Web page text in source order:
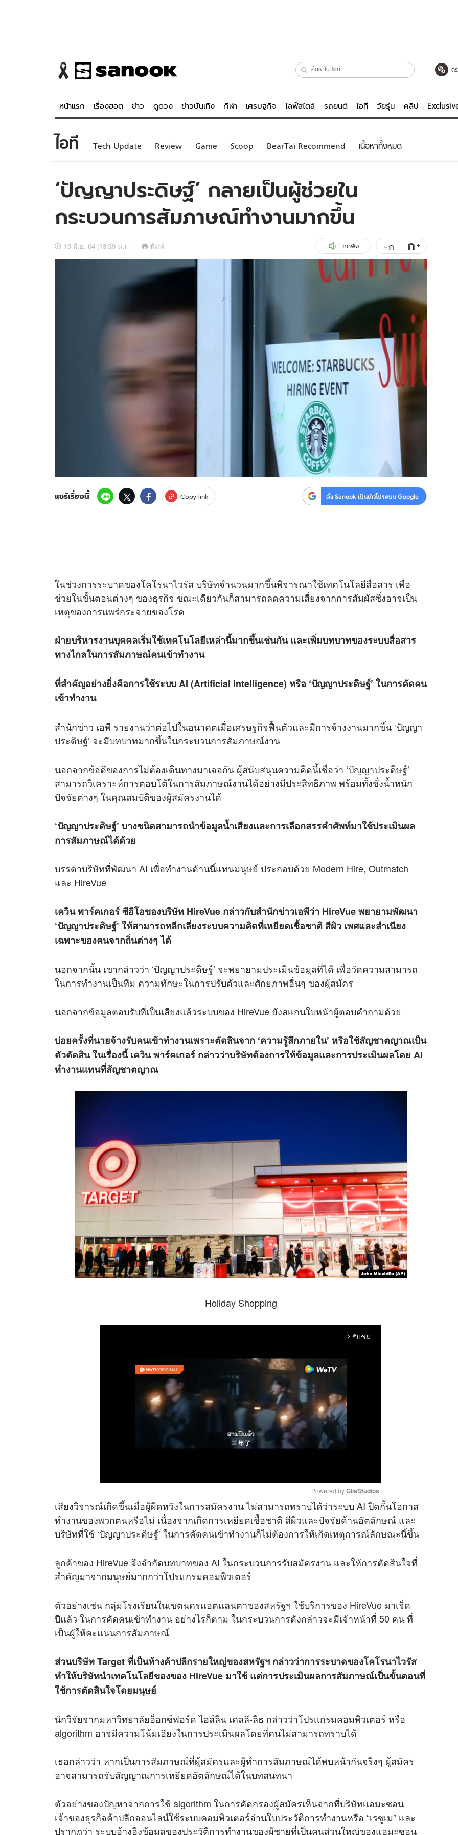
ต
หน้าแรก เรื่องฮอต ข่าว ดูดวง ข่าวบันเทิง กีฬา เศรษฐกิจ ไลฟ์สไตล์ รถยนต์ ไอที วัยรุ่น คลิป
ข่าว
ข่าวบันเทิง
ข่าวกีฬา
ข่าวเศรษฐกิจ
อัปเดตจีน
เช็กข่าวชัวร์
ดูดวง - ตรวจหวย
สถิติหวยไทย
หวยลาว
ไลฟ์สไตล์
วัยรุ่น
ไอที
รถยนต์
สุขภาพ
เที่ยว-กิน
Tasteful Thailand
ดูทีวี
WeTV
นิยาย
บริษัท อิมเมจ ฟิวเจอร์ (ประเทศไทย) จำกัด
ไอที Tech Update Review Game Scoop BearTai Recommend เนื้อหาทั้งหมด
‘ปัญญาประดิษฐ์’ กลายเป็นผู้ช่วยใน
กระบวนการสัมภาษณ์ทำงานมากขึ้น
19 มิ.ย. 64 (13:39 น.) พิมพ์ กดฟัง -ก ก+
แชร์เรื่องนี้ Copy link ตั้ง Sanook เป็นข่าวโปรดบน Google
ในช่วงการระบาดของโคโรนาไวรัส บริษัทจำนวนมากขึ้นพิจารณาใช้เทคโนโลยีสื่อสาร เพื่อ
ช่วยในขั้นตอนต่างๆ ของธุรกิจ ขณะเดียวกันก็สามารถลดความเสี่ยงจากการสัมผัสซึ่งอาจเป็น
เหตุของการเเพร่กระจายของโรค
ฝ่ายบริหารงานบุคคลเริ่มใช้เทคโนโลยีเหล่านี้มากขึ้นเช่นกัน และเพิ่มบทบาทของระบบสื่อสาร
ทางไกลในการสัมภาษณ์คนเข้าทำงาน
ที่สำคัญอย่างยิ่งคือการใช้ระบบ AI (Artificial Intelligence) หรือ ‘ปัญญาประดิษฐ์’ ในการคัดคน
เข้าทำงาน
สำนักข่าว เอพี รายงานว่าต่อไปในอนาคตเมื่อเศรษฐกิจฟื้นตัวและมีการจ้างงานมากขึ้น ‘ปัญญา
ประดิษฐ์’ จะมีบทบาทมากขึ้นในกระบวนการสัมภาษณ์งาน
นอกจากข้อดีของการไม่ต้องเดินทางมาเจอกัน ผู้สนับสนุนความคิดนี้เชื่อว่า ‘ปัญญาประดิษฐ์’
สามารถวิเคราะห์การตอบโต้ในการสัมภาษณ์งานได้อย่างมีประสิทธิภาพ พร้อมทั้งชั่งน้ำหนัก
ปัจจัยต่างๆ ในคุณสมบัติของผู้สมัครงานได้
‘ปัญญาประดิษฐ์’ บางชนิดสามารถนำข้อมูลน้ำเสียงและการเลือกสรรคำศัพท์มาใช้ประเมินผล
การสัมภาษณ์ได้ด้วย
บรรดาบริษัทที่พัฒนา AI เพื่อทำงานด้านนี้แทนมนุษย์ ประกอบด้วย Modern Hire, Outmatch
และ HireVue
เควิน พาร์คเกอร์ ซีอีโอของบริษัท HireVue กล่าวกับสำนักข่าวเอพีว่า HireVue พยายามพัฒนา
‘ปัญญาประดิษฐ์’ ให้สามารถหลีกเลี่ยงระบบความคิดที่เหยียดเชื้อชาติ สีผิว เพศและสำเนียง
เฉพาะของคนจากถิ่นต่างๆ ได้
นอกจากนั้น เขากล่าวว่า ‘ปัญญาประดิษฐ์’ จะพยายามประเมินข้อมูลที่ได้ เพื่อวัดความสามารถ
ในการทำงานเป็นทีม ความทักษะในการปรับตัวและศักยภาพอื่นๆ ของผู้สมัคร
นอกจากข้อมูลตอบรับที่เป็นเสียงแล้วระบบของ HireVue ยังสเเกนใบหน้าผู้ตอบคำถามด้วย
บ่อยครั้งที่นายจ้างรับคนเข้าทำงานเพราะตัดสินจาก ‘ความรู้สึกภายใน’ หรือใช้สัญชาตญาณเป็น
ตัวตัดสิน ในเรื่องนี้ เควิน พาร์คเกอร์ กล่าวว่าบริษัทต้องการให้ข้อมูลและการประเมินผลโดย AI
ทำงานเเทนที่สัญชาตญาณ
Holiday Shopping
arrow_forward_ios รับชม
M
u
e
Powered by GliaStudios
เสียงวิจารณ์เกิดขึ้นเมื่อผู้ผิดหวังในการสมัครงาน ไม่สามารถทราบได้ว่าระบบ AI ปิดกั้นโอกาส
ทำงานของพวกตนหรือไม่ เนื่องจากเกิดการเหยียดเชื้อชาติ สีผิวและปัจจัยด้านอัตลักษณ์ และ
บริษัทที่ใช้ ‘ปัญญาประดิษฐ์’ ในการคัดคนเข้าทำงานก็ไม่ต้องการให้เกิดเหตุการณ์ลักษณะนี้ขึ้น
ลูกค้าของ HireVue จึงจำกัดบทบาทของ AI ในกระบวนการรับสมัครงาน และให้การตัดสินใจที่
สำคัญมาจากมนุษย์มากกว่าโปรเเกรมคอมพิวเตอร์
ตัวอย่างเช่น กลุ่มโรงเรียนในเขตนครเเอตเเลนตาของสหรัฐฯ ใช้บริการของ HireVue มาเจ็ด
ปีเเล้ว ในการคัดคนเข้าทำงาน อย่างไรก็ตาม ในกระบวนการดังกล่าวจะมีเจ้าหน้าที่ 50 คน ที่
เป็นผู้ให้คะเเนนการสัมภาษณ์
ส่วนบริษัท Target ที่เป็นห้างค้าปลีกรายใหญ่ของสหรัฐฯ กล่าวว่าการระบาดของโคโรนาไวรัส
ทำให้บริษัทนำเทคโนโลยีของของ HireVue มาใช้ แต่การประเมินผลการสัมภาษณ์เป็นขั้นตอนที่
ใช้การตัดสินใจโดยมนุษย์
นักวิจัยจากมหาวิทยาลัยอ็อกซ์ฟอร์ด ไอส์ลิน เคลลี-ลิธ กล่าวว่าโปรเเกรมคอมพิวเตอร์ หรือ
algorithm อาจมีความโน้มเอียงในการประเมินผลโดยที่คนไม่สามารถทราบได้
เธอกล่าวว่า หากเป็นการสัมภาษณ์ที่ผู้สมัครและผู้ทำการสัมภาษณ์ได้พบหน้ากันจริงๆ ผู้สมัคร
อาจสามารถจับสัญญาณการเหยียดอัตลักษณ์ได้ในบทสนทนา
ตัวอย่างของปัญหาจากการใช้ algorithm ในการคัดกรองผู้สมัครเห็นจากที่บริษัทเเอมะซอน
เจ้าของธุรกิจค้าปลีกออนไลน์ใช้ระบบคอมพิวเตอร์อ่านใบประวัติการทำงานหรือ “เรซูเม” เเละ
ปรากฏว่า ระบบอ้างอิงข้อมูลของประวัติการทำงานของผู้ชายที่เป็นคนส่วนใหญ่ของแอมะซอน